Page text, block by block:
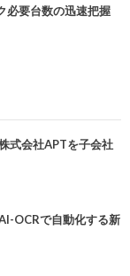
必要台数の迅速把握
式会社APTを子会社
OCRで自動化する新